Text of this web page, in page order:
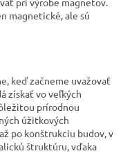
magnetické, ale sú
keď začneme uvažovať
získať vo veľkých
prírodnou
úžitkových
po konštrukciu budov, v
štruktúru, vďaka